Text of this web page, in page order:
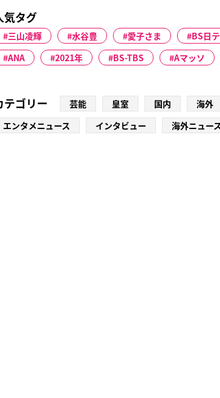
気タグ
三山凌輝 水谷豊 愛子さま BS日
ANA
2021年 BS-TBS Aマッソ
テゴリー 芸能 皇室 国内 海外
エンタメニュース
インタビュー 海外ニュース